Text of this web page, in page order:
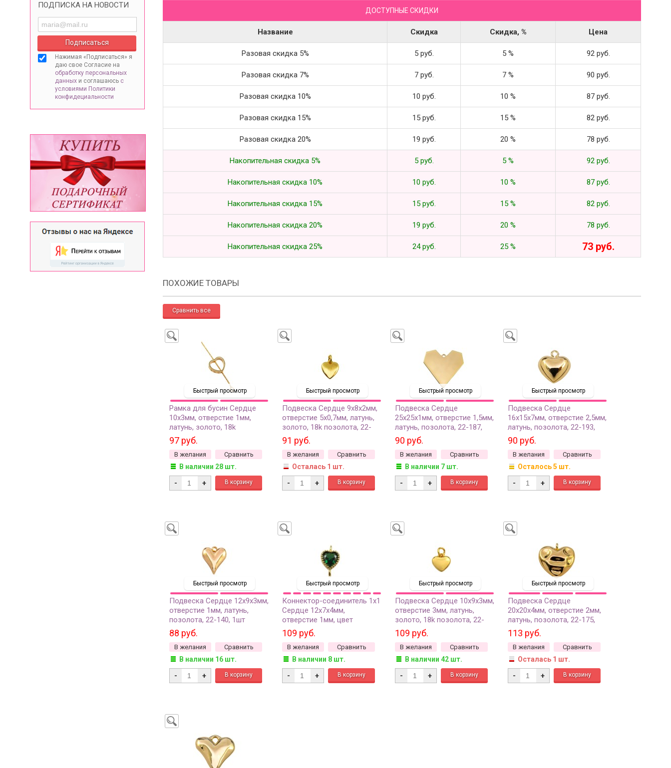
ПОДПИСКА НА НОВОСТИ
Нажимая «Подписаться» я
даю свое Согласие на
обработку персональных
данных и соглашаюсь с
условиями Политики
конфидециальности
ДОСТУПНЫЕ СКИДКИ
Название Скидка Скидка, % Цена
Разовая скидка 5% 5 руб. 5 % 92 руб.
Разовая скидка 7% 7 руб. 7 % 90 руб.
Разовая скидка 10% 10 руб. 10 % 87 руб.
Разовая скидка 15% 15 руб. 15 % 82 руб.
Разовая скидка 20% 19 руб. 20 % 78 руб.
Накопительная скидка 5% 5 руб. 5 % 92 руб.
Накопительная скидка 10% 10 руб. 10 % 87 руб.
Накопительная скидка 15% 15 руб. 15 % 82 руб.
Накопительная скидка 20% 19 руб. 20 % 78 руб.
Накопительная скидка 25% 24 руб. 25 % 73 руб.
ПОХОЖИЕ ТОВАРЫ
Быстрый просмотр
Рамка для бусин Сердце
10х3мм, отверстие 1мм,
латунь, золото, 18k
позолота, 25-044, 1шт
97 руб.
В желания Сравнить
В наличии 28 шт.
- +
Быстрый просмотр
Подвеска Сердце 9х8х2мм,
отверстие 5х0,7мм, латунь,
золото, 18k позолота, 22-
570, 1шт
91 руб.
В желания Сравнить
Осталась 1 шт.
- +
Быстрый просмотр
Подвеска Сердце
25х25х1мм, отверстие 1,5мм,
латунь, позолота, 22-187,
1шт
90 руб.
В желания Сравнить
В наличии 7 шт.
- +
Быстрый просмотр
Подвеска Сердце
16х15х7мм, отверстие 2,5мм,
латунь, позолота, 22-193,
1шт
90 руб.
В желания Сравнить
Осталось 5 шт.
- +
Быстрый просмотр
Подвеска Сердце 12х9х3мм,
отверстие 1мм, латунь,
позолота, 22-140, 1шт
88 руб.
В желания Сравнить
В наличии 16 шт.
- +
Быстрый просмотр
Коннектор-соединитель 1х1
Сердце 12х7х4мм,
отверстие 1мм, цвет
золото/ассорти цветов,
латунь/цирконий, позолота,
14-374, 1шт
109 руб.
В желания Сравнить
В наличии 8 шт.
- +
Быстрый просмотр
Подвеска Сердце 10х9х3мм,
отверстие 3мм, латунь,
золото, 18k позолота, 22-
787, 1шт
109 руб.
В желания Сравнить
В наличии 42 шт.
- +
Быстрый просмотр
Подвеска Сердце
20х20х4мм, отверстие 2мм,
латунь, позолота, 22-175,
1шт
113 руб.
В желания Сравнить
Осталась 1 шт.
- +